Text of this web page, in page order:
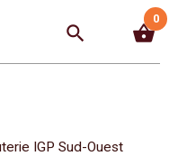
search shopping_basket
0
IGP Sud-Ouest